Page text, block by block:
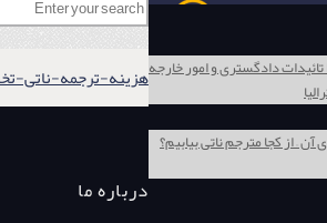
دادگستری و امور خارجه
– از کجا مترجم ناتی بیابیم؟
هزینه-ترجمه-ناتی-
درباره ما